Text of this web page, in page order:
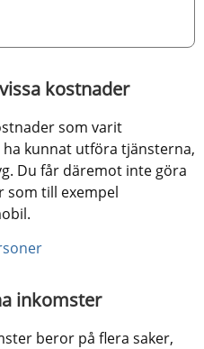
kostnader
som varit
kunnat utföra tjänsterna,
Du får däremot inte göra
som till exempel
inkomster
beror på flera saker,